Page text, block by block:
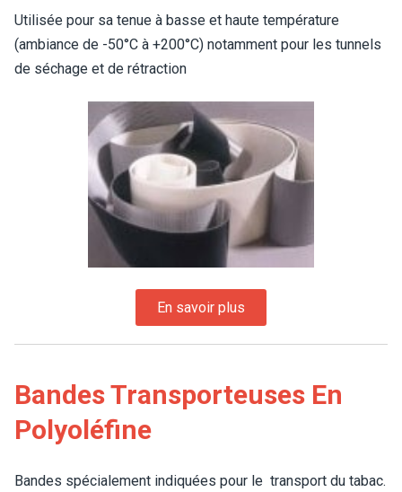
Utilisée pour sa tenue à basse et haute température
(ambiance de -50°C à +200°C) notamment pour les tunnels
de séchage et de rétraction
Bandes Transporteuses En
Polyoléfine
Bandes spécialement indiquées pour le transport du tabac.